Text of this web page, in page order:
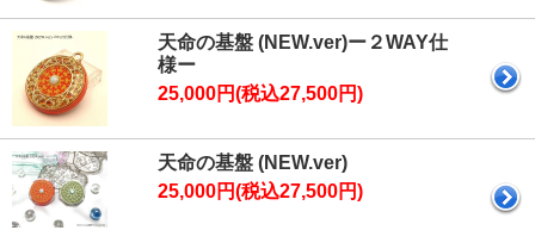
天命の基盤 (NEW.ver)ー２WAY仕
様ー
25,000円(税込27,500円)
天命の基盤 (NEW.ver)
25,000円(税込27,500円)